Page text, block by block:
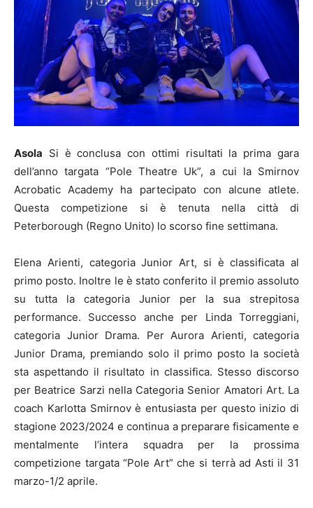
Asola Si è conclusa con ottimi risultati la prima gara
dell’anno targata “Pole Theatre Uk”, a cui la Smirnov
Acrobatic Academy ha partecipato con alcune atlete.
Questa competizione si è tenuta nella città di
Peterborough (Regno Unito) lo scorso fine settimana.
Elena Arienti, categoria Junior Art, si è classificata al
primo posto. Inoltre le è stato conferito il premio assoluto
su tutta la categoria Junior per la sua strepitosa
performance. Successo anche per Linda Torreggiani,
categoria Junior Drama. Per Aurora Arienti, categoria
Junior Drama, premiando solo il primo posto la società
sta aspettando il risultato in classifica. Stesso discorso
per Beatrice Sarzi nella Categoria Senior Amatori Art. La
coach Karlotta Smirnov è entusiasta per questo inizio di
stagione 2023/2024 e continua a preparare fisicamente e
mentalmente l’intera squadra per la prossima
competizione targata “Pole Art” che si terrà ad Asti il 31
marzo-1/2 aprile.